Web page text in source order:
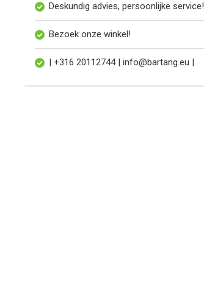
Deskundig advies, persoonlijke service!
Bezoek onze winkel!
| +316 20112744 | info@bartang.eu |